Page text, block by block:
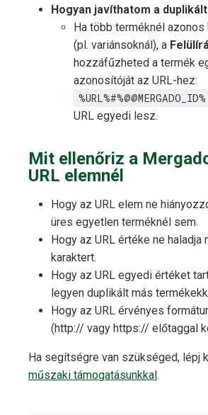
Hogyan javíthatom a
Ha több terméknél azonos
(pl. variánsoknál), a
hozzáfűzheted a termék
azonosítóját az URL-hez:
%URL%#%@@MERGADO_ID%
URL egyedi lesz.
Mit ellenőriz a
URL elemnél
Hogy az URL elem ne
üres egyetlen terméknél sem.
Hogy az URL értéke ne haladja
karaktert.
Hogy az URL egyedi értéket
legyen duplikált más
Hogy az URL érvényes
(http:// vagy https:// előtaggal
Ha segítségre van szükséged, lépj
műszaki támogatásunkkal .